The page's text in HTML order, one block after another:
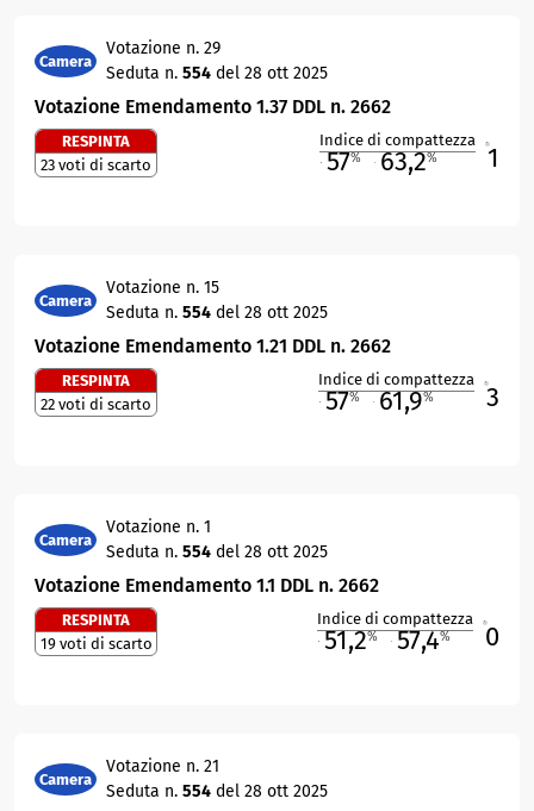
Camera
Votazione n. 29
Seduta n. 554 del 28 ott 2025
Votazione Emendamento 1.37 DDL n. 2662
RESPINTA
23 voti di scarto
Indice di compattezza
57% 63,2% 1
Camera
Votazione n. 15
Seduta n. 554 del 28 ott 2025
Votazione Emendamento 1.21 DDL n. 2662
RESPINTA
22 voti di scarto
Indice di compattezza
57% 61,9% 3
Camera
Votazione n. 1
Seduta n. 554 del 28 ott 2025
Votazione Emendamento 1.1 DDL n. 2662
RESPINTA
19 voti di scarto
Indice di compattezza
51,2% 57,4% 0
Camera
Votazione n. 21
Seduta n. 554 del 28 ott 2025